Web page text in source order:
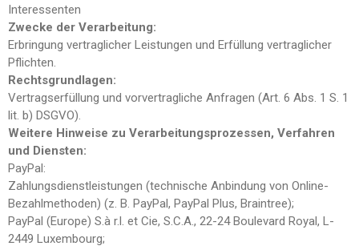
Interessenten
Zwecke der Verarbeitung:
Erbringung vertraglicher Leistungen und Erfüllung vertraglicher
Pflichten.
Rechtsgrundlagen:
Vertragserfüllung und vorvertragliche Anfragen (Art. 6 Abs. 1 S. 1
lit. b) DSGVO).
Weitere Hinweise zu Verarbeitungsprozessen, Verfahren
und Diensten:
PayPal:
Zahlungsdienstleistungen (technische Anbindung von Online-
Bezahlmethoden) (z. B. PayPal, PayPal Plus, Braintree);
PayPal (Europe) S.à r.l. et Cie, S.C.A., 22-24 Boulevard Royal, L-
2449 Luxembourg;